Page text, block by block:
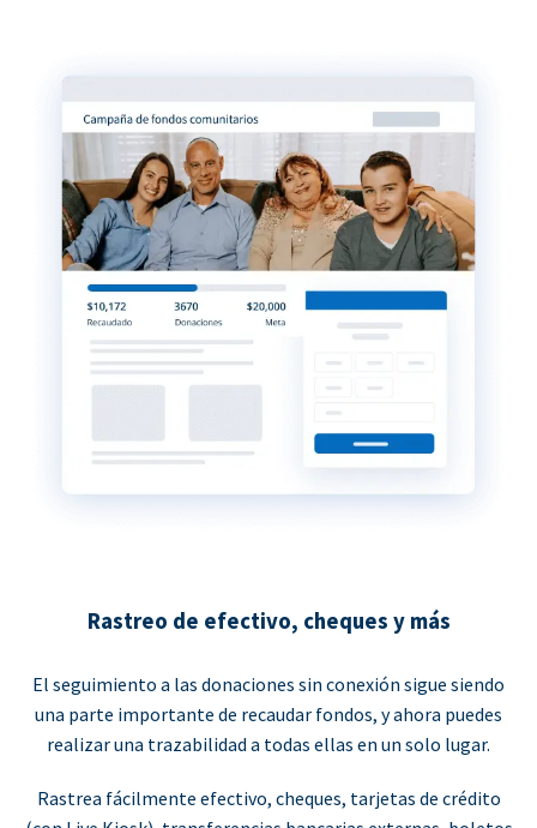
Rastreo de efectivo, cheques y más
El seguimiento a las donaciones sin conexión sigue siendo
una parte importante de recaudar fondos, y ahora puedes
realizar una trazabilidad a todas ellas en un solo lugar.
Rastrea fácilmente efectivo, cheques, tarjetas de crédito